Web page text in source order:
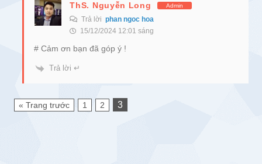
ThS. Nguyễn Long Admin
Trả lờiphan ngoc hoa
15/12/2024 12:01 sáng
# Cảm ơn bạn đã góp ý !
Trả lời ↵
« Trang trước 1 2 3